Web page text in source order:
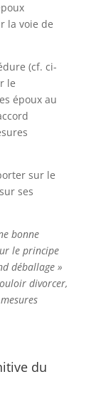
la voie de
(cf. ci-
le
époux au
sur le
ses
bonne
le principe
déballage »
divorcer,
du